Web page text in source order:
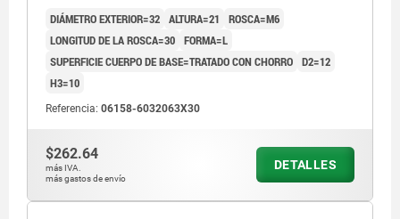
DIÁMETRO EXTERIOR=32 ALTURA=21
ROSCA=M6
LONGITUD DE LA ROSCA=30 FORMA=L
SUPERFICIE CUERPO DE BASE=TRATADO CON CHORRO D2=12
H3=10
Referencia: 06158-6032063X30
$262.64
más IVA.
más gastos de envío
DETALLES